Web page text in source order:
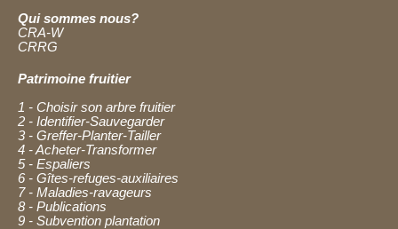
Qui sommes nous?
CRA-W
CRRG
Patrimoine fruitier
1 - Choisir son arbre fruitier
2 - Identifier-Sauvegarder
3 - Greffer-Planter-Tailler
4 - Acheter-Transformer
5 - Espaliers
6 - Gîtes-refuges-auxiliaires
7 - Maladies-ravageurs
8 - Publications
9 - Subvention plantation